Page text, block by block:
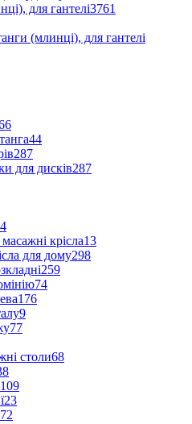
для гантелі3761
(млинці), для гантелі
44
287
для дисків287
крісла13
для дому298
259
74
176
9
77
столи68
109
23
72